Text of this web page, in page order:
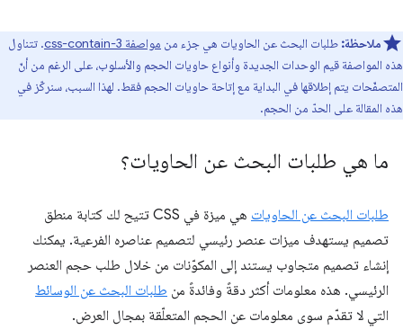
ملاحظة: طلبات البحث عن الحاويات هي جزء من مواصفة css-contain-3
. تتناول
هذه المواصفة قيم الوحدات الجديدة وأنواع حاويات الحجم والأسلوب، على الرغم من أنّ
المتصفّحات يتم إطلاقها في البداية مع إتاحة حاويات الحجم فقط. لهذا السبب، سنركّز في
هذه المقالة على الحدّ من الحجم.
ما هي طلبات البحث عن الحاويات؟
طلبات البحث عن الحاويات
هي ميزة في CSS تتيح لك كتابة منطق
تصميم يستهدف ميزات عنصر رئيسي لتصميم عناصره الفرعية. يمكنك
إنشاء تصميم متجاوب يستند إلى المكوّنات من خلال طلب حجم العنصر
الرئيسي. هذه معلومات أكثر دقةً وفائدةً من طلبات البحث عن الوسائط
التي لا تقدّم سوى معلومات عن الحجم المتعلّقة بمجال العرض.